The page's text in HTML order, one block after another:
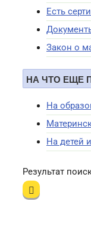
Есть
Закон о
НА ЧТО ЕЩЕ
На
На детей
Результат